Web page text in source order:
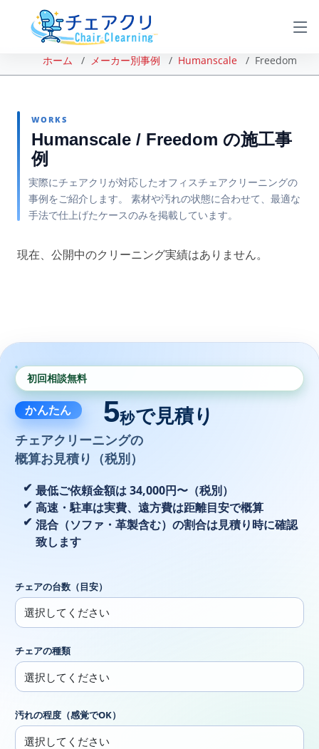
ホーム メーカー別事例 Humanscale Freedom
WORKS
Humanscale / Freedom の施工事
例
実際にチェアクリが対応したオフィスチェアクリーニングの
事例をご紹介します。 素材や汚れの状態に合わせて、最適な
手法で仕上げたケースのみを掲載しています。
現在、公開中のクリーニング実績はありません。
初回相談無料
かんたん 5秒で見積り
チェアクリーニングの
概算お見積り（税別）
最低ご依頼金額は 34,000円〜（税別）
高速・駐車は実費、遠方費は距離目安で概算
混合（ソファ・革製含む）の割合は見積り時に確認
致します
チェアの台数（目安）
チェアの種類
汚れの程度（感覚でOK）